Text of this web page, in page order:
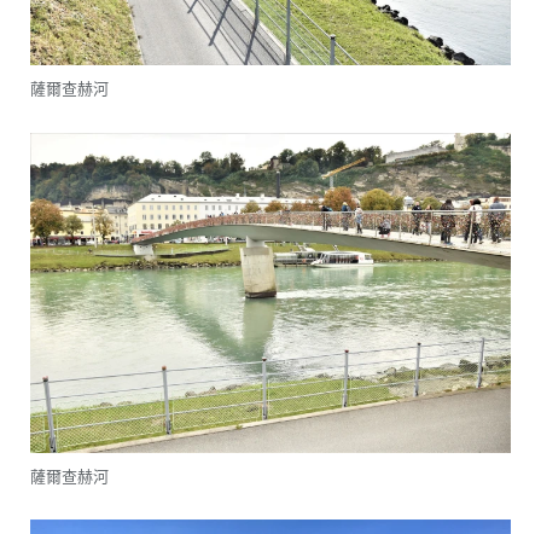
薩爾查赫河
薩爾查赫河